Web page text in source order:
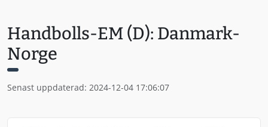
Handbolls-EM (D): Danmark-
Norge
Senast uppdaterad: 2024-12-04 17:06:07